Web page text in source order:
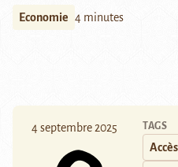
Economie 4 minutes
4 septembre 2025 TAGS